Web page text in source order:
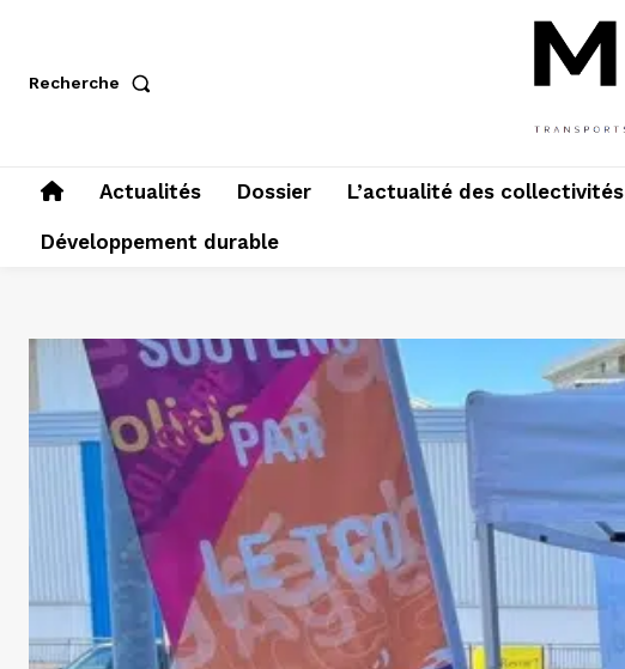
Recherche
Actualités Dossier L’actualité des collectivités
Développement durable